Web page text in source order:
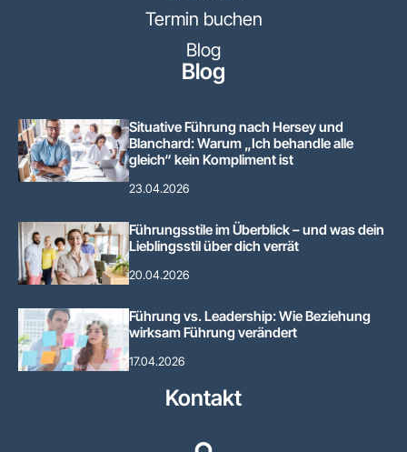
Termin buchen
Blog
Blog
Situative Führung nach Hersey und
Blanchard: Warum „Ich behandle alle
gleich“ kein Kompliment ist
23.04.2026
Führungsstile im Überblick – und was dein
Lieblingsstil über dich verrät
20.04.2026
Führung vs. Leadership: Wie Beziehung
wirksam Führung verändert
17.04.2026
Kontakt